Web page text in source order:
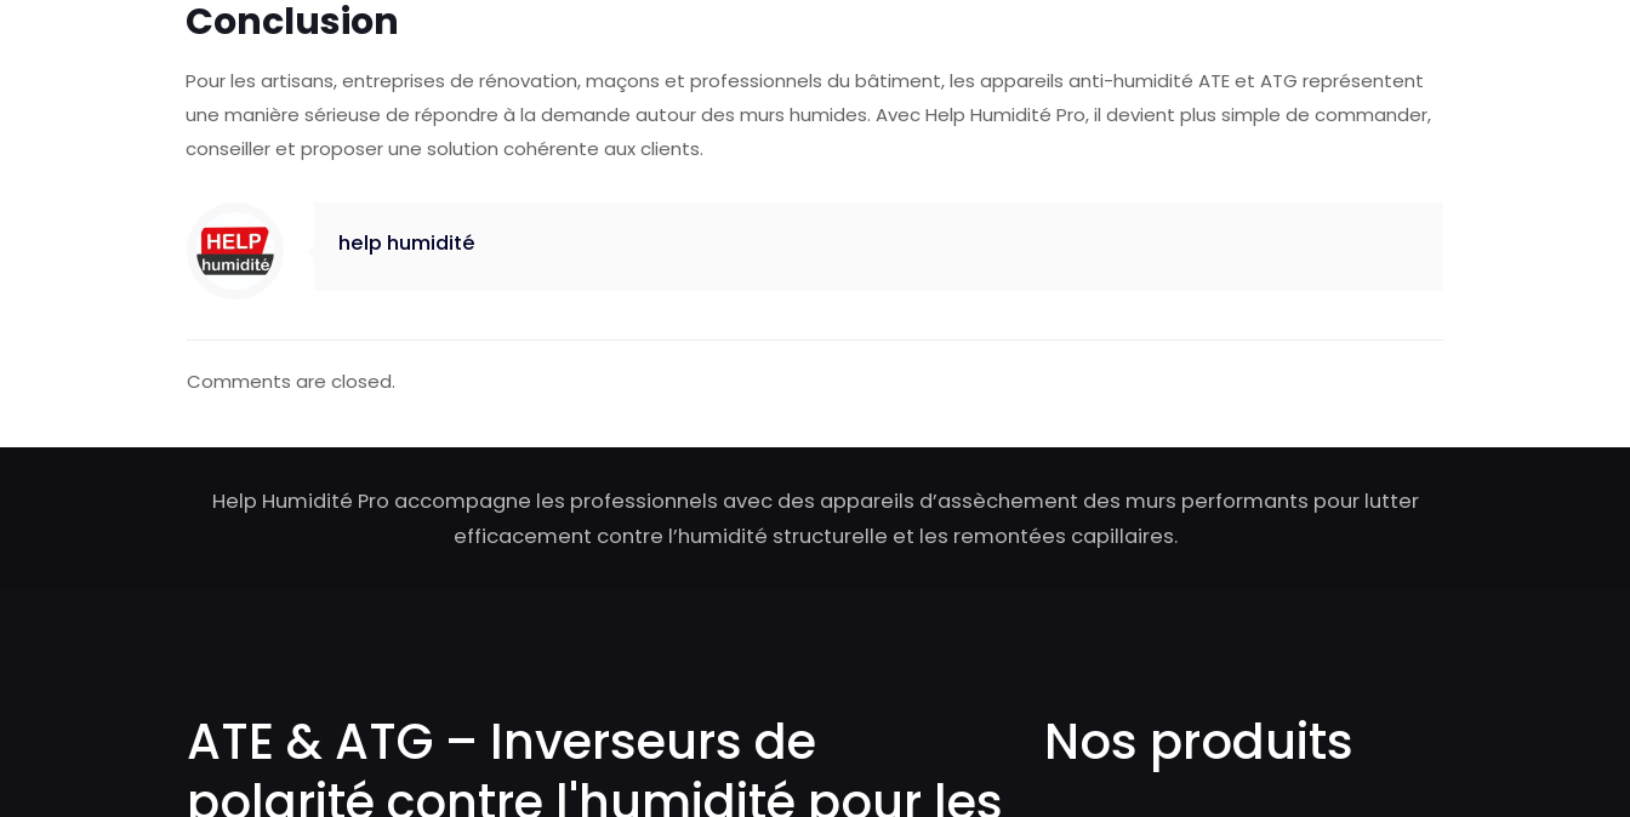
Conclusion
Pour les artisans, entreprises de rénovation, maçons et professionnels du bâtiment, les appareils anti-humidité ATE et ATG représentent
une manière sérieuse de répondre à la demande autour des murs humides. Avec Help Humidité Pro, il devient plus simple de commander,
conseiller et proposer une solution cohérente aux clients.
help humidité
Comments are closed.
Help Humidité Pro accompagne les professionnels avec des appareils d’assèchement des murs performants pour lutter
efficacement contre l’humidité structurelle et les remontées capillaires.
ATE & ATG – Inverseurs de
polarité contre l'humidité pour les
Nos produits